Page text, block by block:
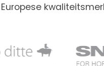
Europese